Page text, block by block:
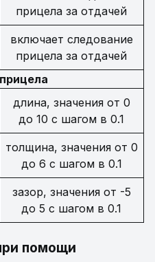
прицела за отдачей
включает следование
прицела за отдачей
длина, значения от 0
до 10 с шагом в 0.1
толщина, значения от 0
до 6 с шагом в 0.1
зазор, значения от -5
до 5 с шагом в 0.1
помощи